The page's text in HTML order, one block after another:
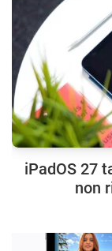
iPadOS 27
non